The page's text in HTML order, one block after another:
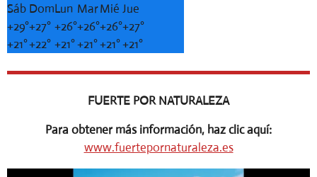
Sáb DomLun MarMié Jue
+29°+27° +26°+26°+26°+27°
+21°+22° +21°+21°+21°+21°
FUERTE POR NATURALEZA
Para obtener más información, haz clic aquí:
www.fuertepornaturaleza.es